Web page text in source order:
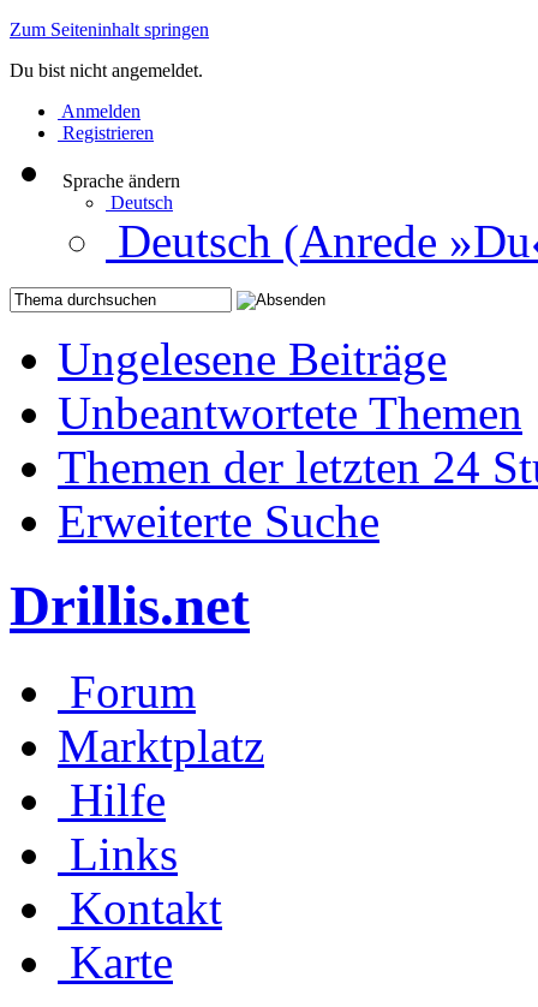
Zum Seiteninhalt springen
Du bist nicht angemeldet.
Anmelden
Registrieren
Sprache ändern
Deutsch
Deutsch (Anrede
Ungelesene Beiträge
Unbeantwortete Themen
Themen der letzten 24
Erweiterte Suche
Drillis.net
Forum
Marktplatz
Hilfe
Links
Kontakt
Karte